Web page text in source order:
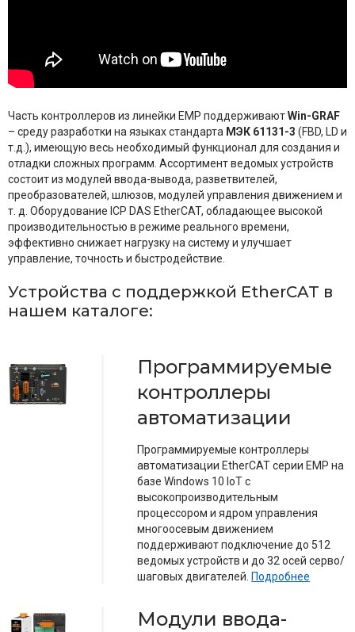
Часть контроллеров из линейки EMP поддерживаютWin-GRAF
– среду разработки на языках стандарта МЭК 61131-3 (FBD, LD и
т.д.), имеющую весь необходимый функционал для создания и
отладки сложных программ. Ассортимент ведомых устройств
состоит из модулей ввода-вывода, разветвителей,
преобразователей, шлюзов, модулей управления движением и
т. д. Оборудование ICP DAS EtherCAT, обладающее высокой
производительностью в режиме реального времени,
эффективно снижает нагрузку на систему и улучшает
управление, точность и быстродействие.
Устройства с поддержкой EtherCAT в
нашем каталоге:
Программируемые
контроллеры
автоматизации
Программируемые контроллеры
автоматизации EtherCAT серии EMP на
базе Windows 10 IoT с
высокопроизводительным
процессором и ядром управления
многоосевым движением
поддерживают подключение до 512
ведомых устройств и до 32 осей серво/
шаговых двигателей. Подробнее
Модули ввода-